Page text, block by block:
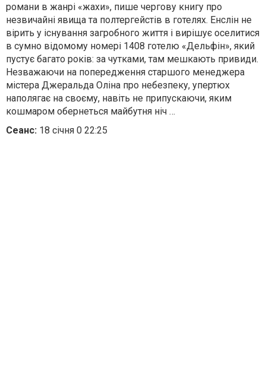
романи в жанрі «жахи», пише чергову книгу про
незвичайні явища та полтергейстів в готелях. Енслін не
вірить у існування загробного життя і вирішує оселитися
в сумно відомому номері 1408 готелю «Дельфін», який
пустує багато років: за чутками, там мешкають привиди.
Незважаючи на попередження старшого менеджера
містера Джеральда Оліна про небезпеку, упертюх
наполягає на своєму, навіть не припускаючи, яким
кошмаром обернеться майбутня ніч …
Сеанс: 18 січня 0 22:25